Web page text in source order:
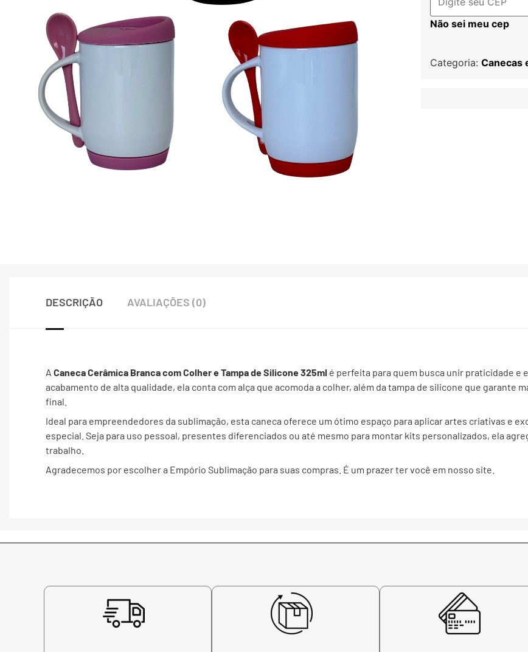
Não sei meu cep
Categoria: Canecas
DESCRIÇÃO AVALIAÇÕES (0)
A Caneca Cerâmica Branca com Colher e Tampa de Silicone 325ml é perfeita para quem busca unir praticidade e
acabamento de alta qualidade, ela conta com alça que acomoda a colher, além da tampa de silicone que garante
final.
Ideal para empreendedores da sublimação, esta caneca oferece um ótimo espaço para aplicar artes criativas e
especial. Seja para uso pessoal, presentes diferenciados ou até mesmo para montar kits personalizados, ela
trabalho.
Agradecemos por escolher a Empório Sublimação para suas compras. É um prazer ter você em nosso site.